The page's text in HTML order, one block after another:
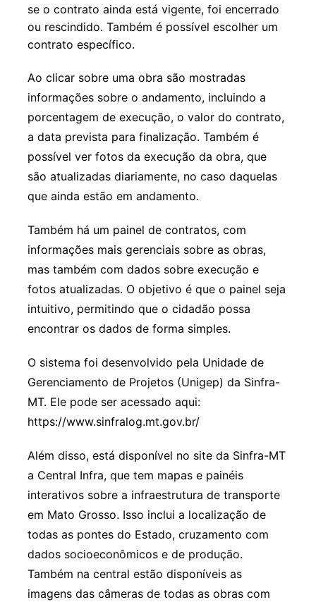
se o contrato ainda está vigente, foi encerrado
ou rescindido. Também é possível escolher um
contrato específico.
Ao clicar sobre uma obra são mostradas
informações sobre o andamento, incluindo a
porcentagem de execução, o valor do contrato,
a data prevista para finalização. Também é
possível ver fotos da execução da obra, que
são atualizadas diariamente, no caso daquelas
que ainda estão em andamento.
Também há um painel de contratos, com
informações mais gerenciais sobre as obras,
mas também com dados sobre execução e
fotos atualizadas. O objetivo é que o painel seja
intuitivo, permitindo que o cidadão possa
encontrar os dados de forma simples.
O sistema foi desenvolvido pela Unidade de
Gerenciamento de Projetos (Unigep) da Sinfra-
MT. Ele pode ser acessado aqui:
https://www.sinfralog.mt.gov.br/
Além disso, está disponível no site da Sinfra-MT
a Central Infra, que tem mapas e painéis
interativos sobre a infraestrutura de transporte
em Mato Grosso. Isso inclui a localização de
todas as pontes do Estado, cruzamento com
dados socioeconômicos e de produção.
Também na central estão disponíveis as
imagens das câmeras de todas as obras com